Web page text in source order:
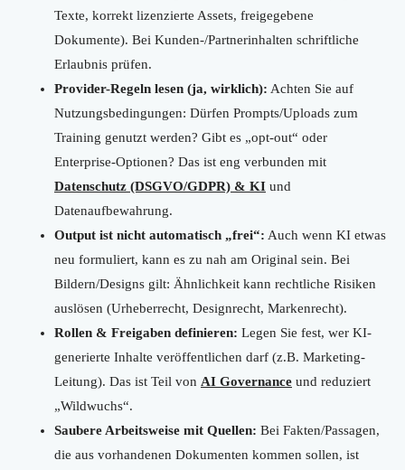
Texte, korrekt lizenzierte Assets, freigegebene
Dokumente). Bei Kunden-/Partnerinhalten schriftliche
Erlaubnis prüfen.
Provider-Regeln lesen (ja, wirklich): Achten Sie auf
Nutzungsbedingungen: Dürfen Prompts/Uploads zum
Training genutzt werden? Gibt es „opt-out“ oder
Enterprise-Optionen? Das ist eng verbunden mit
Datenschutz (DSGVO/GDPR) & KI und
Datenaufbewahrung.
Output ist nicht automatisch „frei“: Auch wenn KI etwas
neu formuliert, kann es zu nah am Original sein. Bei
Bildern/Designs gilt: Ähnlichkeit kann rechtliche Risiken
auslösen (Urheberrecht, Designrecht, Markenrecht).
Rollen & Freigaben definieren: Legen Sie fest, wer KI-
generierte Inhalte veröffentlichen darf (z.B. Marketing-
Leitung). Das ist Teil von AI Governance und reduziert
„Wildwuchs“.
Saubere Arbeitsweise mit Quellen: Bei Fakten/Passagen,
die aus vorhandenen Dokumenten kommen sollen, ist